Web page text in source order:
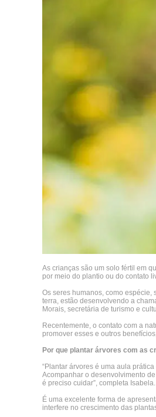
As crianças são um solo fértil em
por meio do plantio ou do contato
Os seres humanos, como espécie,
terra, estão desenvolvendo a
Morais, secretária de turismo e
Recentemente, o contato com a
promover esses e outros
Por que plantar árvores com as
“Plantar árvores é uma aula
Acompanhar o desenvolvimento
é preciso cuidar”, completa Isabela.
É uma excelente forma de
interfere no crescimento das